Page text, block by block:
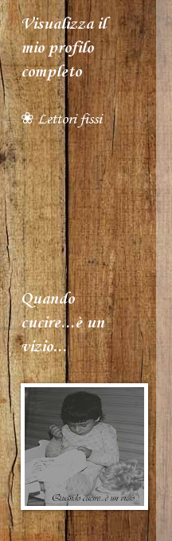
Visualizza il
mio profilo
completo
❀ Lettori fissi
Quando
cucire...è un
vizio...